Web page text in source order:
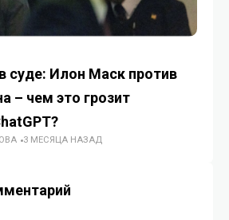
суде: Илон Маск против
– чем это грозит
3 МЕСЯЦА НАЗАД